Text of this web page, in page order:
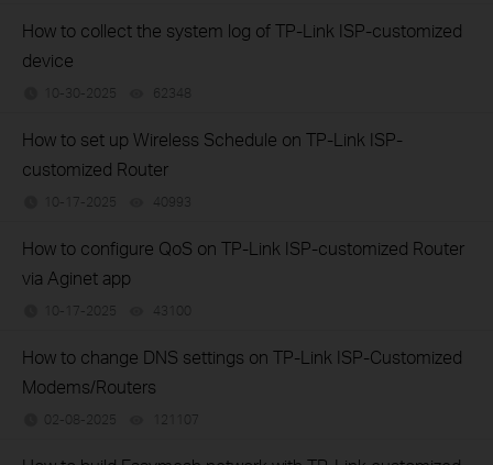
How to collect the system log of TP-Link ISP-customized
device
10-30-2025 62348
How to set up Wireless Schedule on TP-Link ISP-
customized Router
10-17-2025 40993
How to configure QoS on TP-Link ISP-customized Router
via Aginet app
10-17-2025 43100
How to change DNS settings on TP-Link ISP-Customized
Modems/Routers
02-08-2025 121107